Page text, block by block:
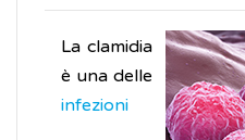
La clamidia
è una delle
infezioni